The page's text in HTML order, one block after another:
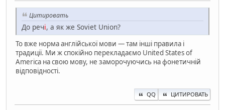
Цитировать
До речі, а як же Soviet Union?
То вже норма англійської мови — там інші правила і
традиції. Ми ж спокійно перекладаємо United States of
America на свою мову, не заморочуючись на фонетичній
відповідності.
QQ ЦИТИРОВАТЬ